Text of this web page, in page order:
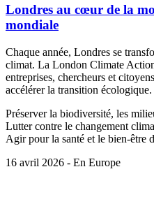
Londres au cœur de la
mondiale
Chaque année, Londres se
climat. La London Climate
entreprises, chercheurs et
accélérer la transition écologique.
Préserver la biodiversité, les
Lutter contre le changement
Agir pour la santé et le bien-être
16 avril 2026 - En Europe